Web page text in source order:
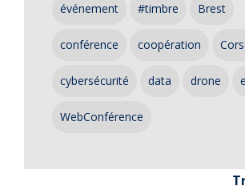
événement #timbre Brest
conférence coopération
cybersécurité data drone
WebConférence